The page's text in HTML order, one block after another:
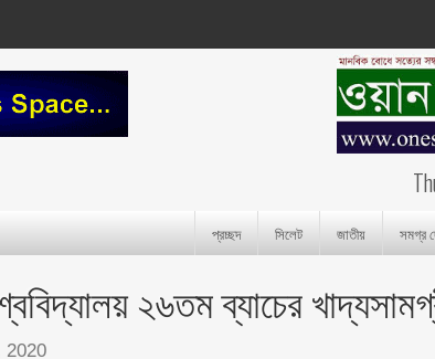
প্রচ্ছদ সিলেট জাতীয় সমগ্র
২৬তম ব্যাচের
2020